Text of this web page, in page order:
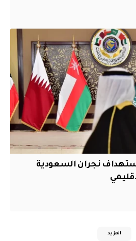
نجران السعودية
المزيد